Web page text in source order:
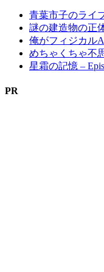
青葉市子のライ
謎の建造物の正
俺がフィジカル
めちゃくちゃ不
星霜の記憶 –
PR